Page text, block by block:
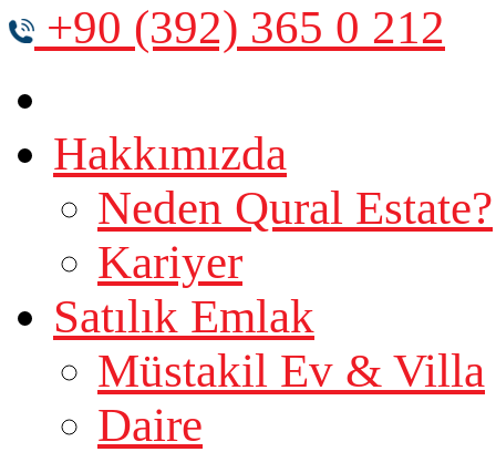
+90 (392) 365 0 212
Hakkımızda
Neden Qural Estate?
Kariyer
Satılık Emlak
Müstakil Ev & Villa
Daire